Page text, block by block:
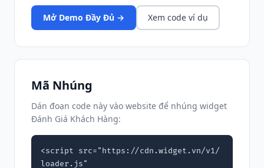
Mở Demo Đầy Đủ → Xem code ví dụ
Mã Nhúng
Dán đoạn code này vào website để nhúng widget
Đánh Giá Khách Hàng:
<script src="https://cdn.widget.vn/v1/
loader.js"